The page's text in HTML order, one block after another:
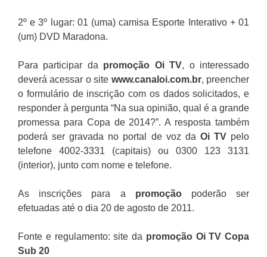
2º e 3º lugar: 01 (uma) camisa Esporte Interativo + 01
(um) DVD Maradona.
Para participar da promoção Oi TV, o interessado
deverá acessar o site www.canaloi.com.br, preencher
o formulário de inscrição com os dados solicitados, e
responder à pergunta “Na sua opinião, qual é a grande
promessa para Copa de 2014?”. A resposta também
poderá ser gravada no portal de voz da Oi TVpelo
telefone 4002-3331 (capitais) ou 0300 123 3131
(interior), junto com nome e telefone.
As inscrições para a promoçãopoderão ser
efetuadas até o dia 20 de agosto de 2011.
Fonte e regulamento: site da promoção Oi TV Copa
Sub 20